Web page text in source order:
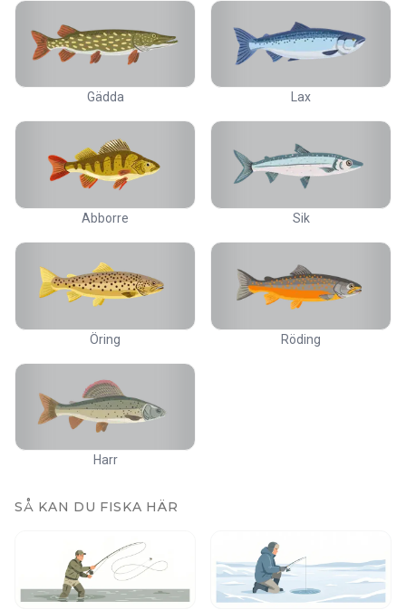
Gädda Lax
Abborre Sik
Öring Röding
Harr
SÅ KAN DU FISKA HÄR